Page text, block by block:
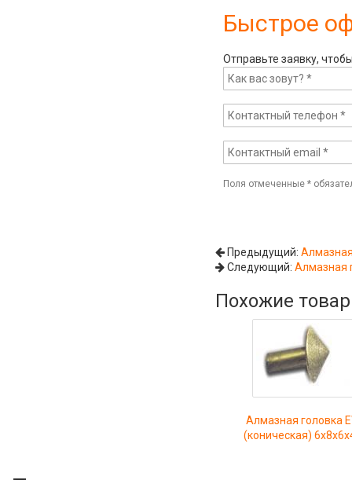
Быстрое
Отправьте заявку,
Поля отмеченные*
Предыдущий:
Следующий:Алмазная
Похожие
Алмазная головка
(коническая)